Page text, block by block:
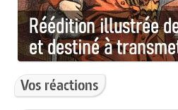
Vos réactions